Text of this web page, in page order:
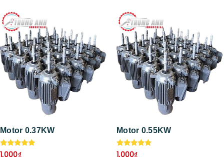
Motor 0.37KW
Được xếp
hạng
1.000₫
Motor 0.55KW
Được xếp
hạng
1.000₫